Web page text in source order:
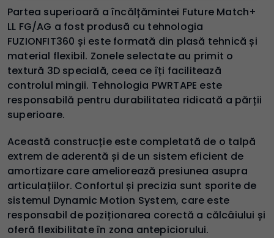
Partea superioară a încălțămintei Future Match+
LL FG/AG a fost produsă cu tehnologia
FUZIONFIT360 și este formată din plasă tehnică și
material flexibil. Zonele selectate au primit o
textură 3D specială, ceea ce îți facilitează
controlul mingii. Tehnologia PWRTAPE este
responsabilă pentru durabilitatea ridicată a părții
superioare.
Această construcție este completată de o talpă
extrem de aderentă și de un sistem eficient de
amortizare care ameliorează presiunea asupra
articulațiilor. Confortul și precizia sunt sporite de
sistemul Dynamic Motion System, care este
responsabil de poziționarea corectă a călcâiului și
oferă flexibilitate în zona antepiciorului.